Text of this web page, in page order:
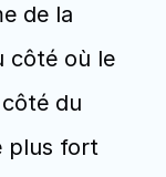
de la
côté où le
du
plus fort